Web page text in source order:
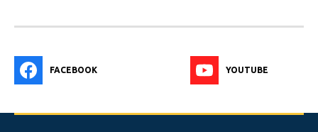
FACEBOOK YOUTUBE